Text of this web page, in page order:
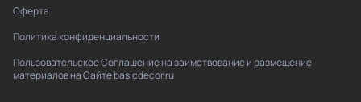
Оферта
Политика конфиденциальности
Пользовательское Соглашение на заимствование и размещение
материалов на Сайте basicdecor.ru